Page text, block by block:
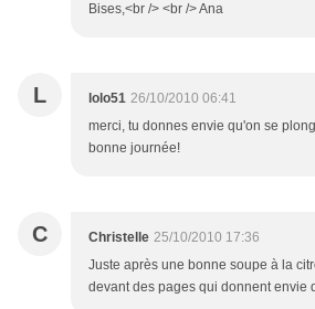
Bises,<br /> <br /> Ana
L lolo51 26/10/2010 06:41
merci, tu donnes envie qu'on se
bonne journée!
C Christelle 25/10/2010 17:36
Juste après une bonne soupe à la
devant des pages qui donnent envie